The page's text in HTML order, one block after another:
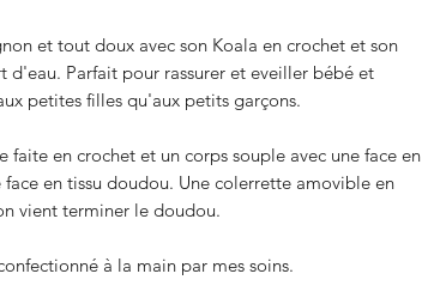
et tout doux avec son Koala en crochet et son
d'eau. Parfait pour rassurer et eveiller bébé et
petites filles qu'aux petits garçons.
faite en crochet et un corps souple avec une face en
en tissu doudou. Une colerrette amovible en
vient terminer le doudou.
à la main par mes soins.